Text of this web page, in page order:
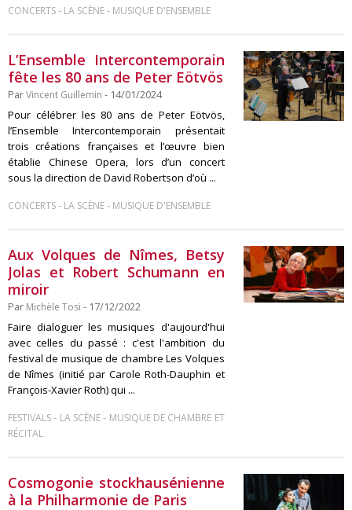
CONCERTS- LA SCÈNE- MUSIQUE D'ENSEMBLE
L’Ensemble Intercontemporain
fête les 80 ans de Peter Eötvös
ParVincent Guillemin - 14/01/2024
Pour célébrer les 80 ans de Peter Eötvös,
l’Ensemble Intercontemporain présentait
trois créations françaises et l’œuvre bien
établie Chinese Opera, lors d’un concert
sous la direction de David Robertson d’où ...
CONCERTS- LA SCÈNE- MUSIQUE D'ENSEMBLE
Aux Volques de Nîmes, Betsy
Jolas et Robert Schumann en
miroir
Par Michèle Tosi - 17/12/2022
Faire dialoguer les musiques d'aujourd'hui
avec celles du passé : c'est l'ambition du
festival de musique de chambre Les Volques
de Nîmes (initié par Carole Roth-Dauphin et
François-Xavier Roth) qui ...
FESTIVALS- LA SCÈNE- MUSIQUE DE CHAMBRE ET
RÉCITAL
Cosmogonie stockhausénienne
à la Philharmonie de Paris